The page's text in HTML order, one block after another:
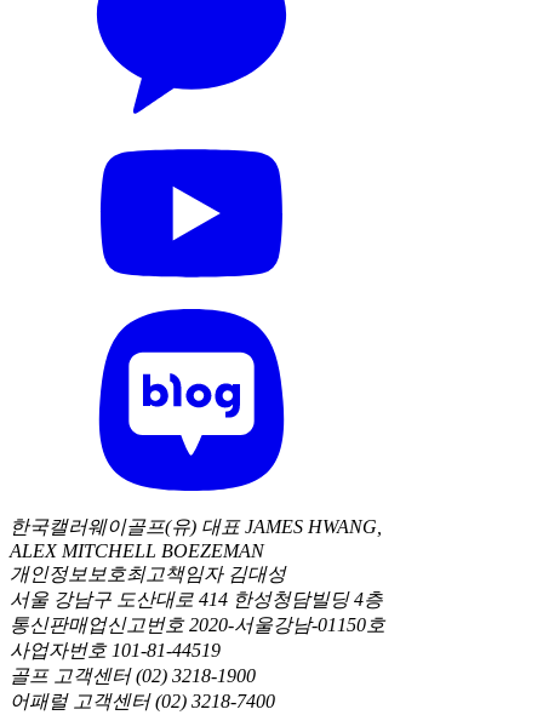
한국캘러웨이골프(유) 대표 JAMES HWANG,
ALEX MITCHELL BOEZEMAN
개인정보보호최고책임자 김대성
서울 강남구 도산대로 414 한성청담빌딩 4층
통신판매업신고번호 2020-서울강남-01150호
사업자번호 101-81-44519
골프 고객센터 (02) 3218-1900
어패럴 고객센터 (02) 3218-7400